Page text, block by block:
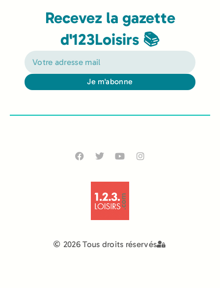
Recevez la gazette
d'123Loisirs 📚
Je m'abonne
2026 Tous droits réservés